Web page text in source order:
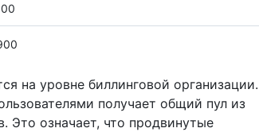
на уровне биллинговой организации.
получает общий пул из
Это означает, что продвинутые